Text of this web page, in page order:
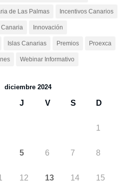
de Las Palmas Incentivos Canarios
Canaria Innovación
Islas Canarias Premios Proexca
Webinar Informativo
diciembre 2024
J V S D
1
5 6 7 8
12 13 14 15